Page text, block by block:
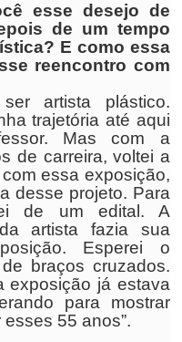
esse desejo de
de um tempo
E como essa
reencontro com
artista plástico.
trajetória até aqui
Mas com a
de carreira, voltei a
essa exposição,
desse projeto. Para
de um edital. A
artista fazia sua
Esperei o
braços cruzados.
exposição já estava
para mostrar
55 anos”.